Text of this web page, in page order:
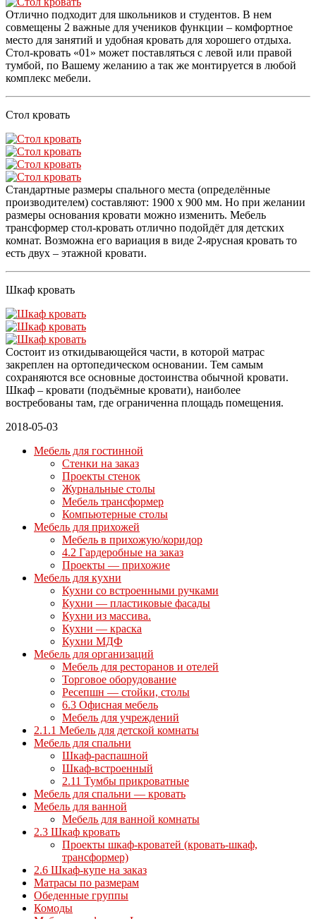
Отлично подходит для школьников и студентов. В нем
совмещены 2 важные для учеников функции – комфортное
место для занятий и удобная кровать для хорошего отдыха.
Стол-кровать «01» может поставляться с левой или правой
тумбой, по Вашему желанию а так же монтируется в любой
комплекс мебели.
Стол кровать
Стандартные размеры спального места (определённые
производителем) составляют: 1900 х 900 мм. Но при желании
размеры основания кровати можно изменить. Мебель
трансформер стол-кровать отлично подойдёт для детских
комнат. Возможна его вариация в виде 2-ярусная кровать то
есть двух – этажной кровати.
Шкаф кровать
Состоит из откидывающейся части, в которой матрас
закреплен на ортопедическом основании. Тем самым
сохраняются все основные достоинства обычной кровати.
Шкаф – кровати (подъёмные кровати), наиболее
востребованы там, где ограниченна площадь помещения.
2018-05-03
Мебель для гостинной
Стенки на заказ
Проекты стенок
Журнальные столы
Мебель трансформер
Компьютерные столы
Мебель для прихожей
Мебель в прихожую/коридор
4.2 Гардеробные на заказ
Проекты — прихожие
Мебель для кухни
Кухни со встроенными ручками
Кухни — пластиковые фасады
Кухни из массива.
Кухни — краска
Кухни МДФ
Мебель для организаций
Мебель для ресторанов и отелей
Торговое оборудование
Ресепшн — стойки, столы
6.3 Офисная мебель
Мебель для учреждений
2.1.1 Мебель для детской комнаты
Мебель для спальни
Шкаф-распашной
Шкаф-встроенный
2.11 Тумбы прикроватные
Мебель для спальни — кровать
Мебель для ванной
Мебель для ванной комнаты
2.3 Шкаф кровать
Проекты шкаф-кроватей (кровать-шкаф,
трансформер)
2.6 Шкаф-купе на заказ
Матрасы по размерам
Обеденные группы
Комоды